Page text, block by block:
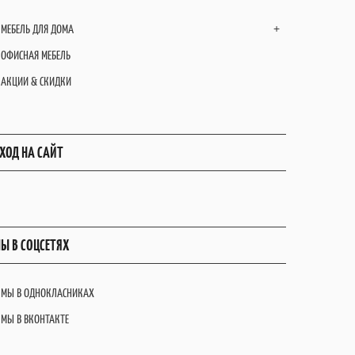
+
МЕБЕЛЬ ДЛЯ ДОМА
ОФИСНАЯ МЕБЕЛЬ
АКЦИИ & СКИДКИ
НА САЙТ
В СОЦСЕТЯХ
МЫ В ОДНОКЛАСНИКАХ
МЫ В ВКОНТАКТЕ